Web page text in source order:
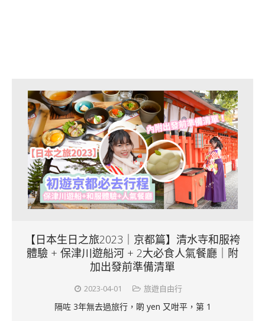
【日本生日之旅2023｜京都篇】清水寺和服袴
體驗 + 保津川遊船河 + 2大必食人氣餐廳｜附
加出發前準備清單
2023-04-01 旅遊自由行
隔咗 3年無去過旅行，啲 yen 又咁平，第 1